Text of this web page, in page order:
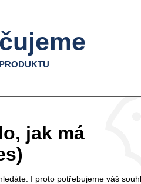
jak má
I proto potřebujeme váš